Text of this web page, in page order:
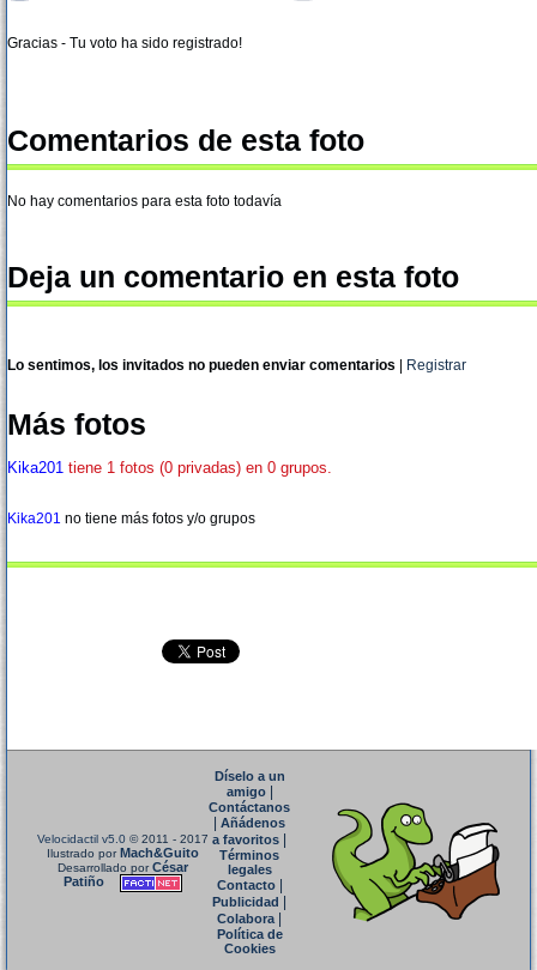
Gracias - Tu voto ha sido registrado!
Comentarios de esta foto
No hay comentarios para esta foto todavía
Deja un comentario en esta foto
Lo sentimos, los invitados no pueden enviar comentarios Registrar
Más fotos
Kika201 tiene 1 fotos (0 privadas) en 0 grupos.
Kika201 no tiene más fotos y/o grupos
Velocidactil v5.0 © 2011 - 2017
Ilustrado porMach&Guito
Desarrollado porCésar
Patiño
Díselo a un
amigo|
Contáctanos
Añádenos
a favoritos
Términos
legales
Contacto|
Publicidad
Colabora|
Política de
Cookies